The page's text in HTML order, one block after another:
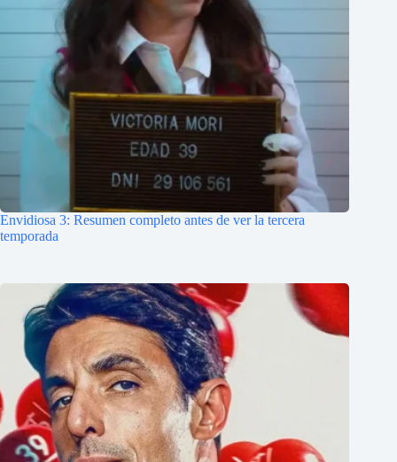
Envidiosa 3: Resumen completo antes de ver la tercera
temporada